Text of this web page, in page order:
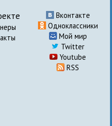
Вконтакте
Одноклассники
Мой мир
Twitter
Youtube
RSS